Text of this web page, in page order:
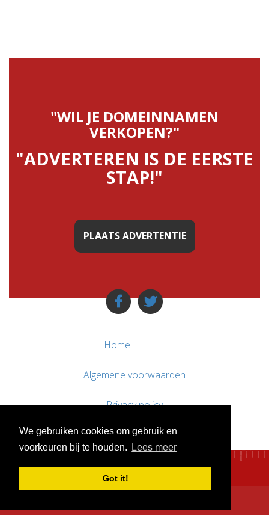
We gebruiken cookies om gebruik en
voorkeuren bij te houden.
Lees meer
Got it!
"WIL JE DOMEINNAMEN
VERKOPEN?"
"ADVERTEREN IS DE EERSTE
STAP!"
PLAATS ADVERTENTIE
Home
Algemene voorwaarden
Privacy policy
Contact / Support